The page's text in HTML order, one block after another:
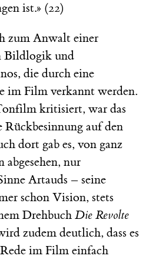
ist.» (22)
zum Anwalt einer
Bildlogik und
die durch eine
im Film verkannt werden.
kritisiert, war das
Rückbesinnung auf den
dort gab es, von ganz
abgesehen, nur
Artauds – seine
schon Vision, stets
Drehbuch Die Revolte
zudem deutlich, dass es
im Film einfach